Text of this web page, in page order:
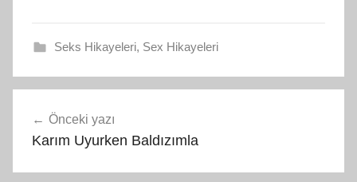
Seks Hikayeleri, Sex Hikayeleri
gezinmesi
Önceki yazı
Karım Uyurken Baldızımla